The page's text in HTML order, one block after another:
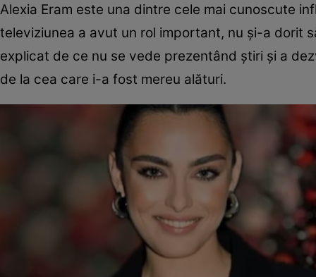
Alexia Eram este una dintre cele mai cunoscute
televiziunea a avut un rol important, nu și-a dorit
explicat de ce nu se vede prezentând știri și a
de la cea care i-a fost mereu alături.